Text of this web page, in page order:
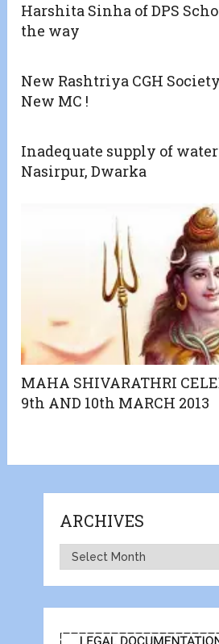
Harshita Sinha of DPS
the way
New Rashtriya CGH
New MC !
Inadequate supply of water
Nasirpur, Dwarka
MAHA SHIVARATHRI
9th AND 10th MARCH 2013
ARCHIVES
Archives